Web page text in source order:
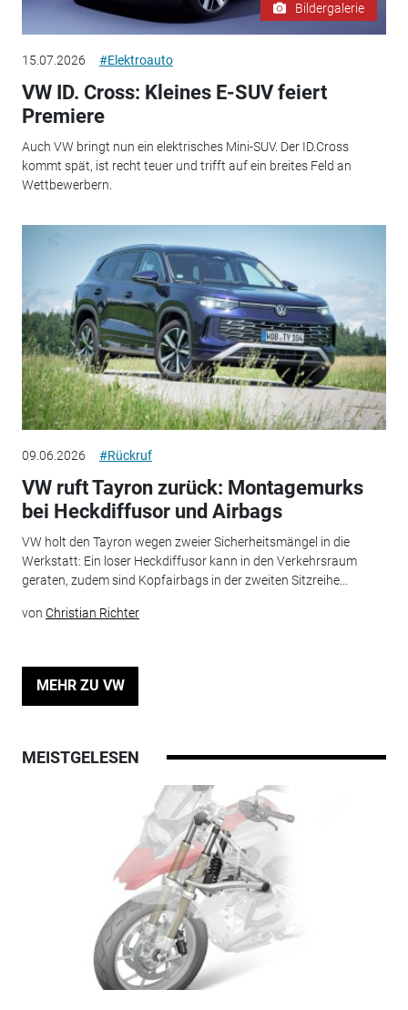
Bildergalerie
15.07.2026 #Elektroauto
VW ID. Cross: Kleines E-SUV feiert
Premiere
Auch VW bringt nun ein elektrisches Mini-SUV. Der ID.Cross
kommt spät, ist recht teuer und trifft auf ein breites Feld an
Wettbewerbern.
09.06.2026 #Rückruf
VW ruft Tayron zurück: Montagemurks
bei Heckdiffusor und Airbags
VW holt den Tayron wegen zweier Sicherheitsmängel in die
Werkstatt: Ein loser Heckdiffusor kann in den Verkehrsraum
geraten, zudem sind Kopfairbags in der zweiten Sitzreihe...
von Christian Richter
MEHR ZU VW
MEISTGELESEN